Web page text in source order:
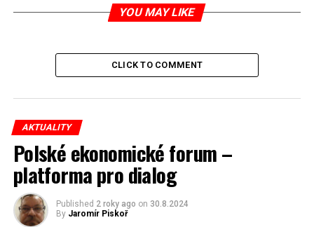
Witold Pilecki přežil Osvětim, zabili jej komunisté
Jaromír Piskoř
YOU MAY LIKE
CLICK TO COMMENT
AKTUALITY
Polské ekonomické forum –
platforma pro dialog
Published 2 roky ago on 30.8.2024
By Jaromír Piskoř